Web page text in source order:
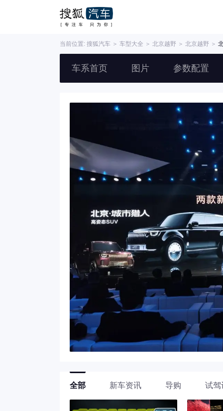
当前位置: 搜狐汽车 ＞ 车型大全 ＞ 北京越野 ＞ 北京越野 ＞
车系首页 图片 参数配置
全部 新车资讯 导购 试驾